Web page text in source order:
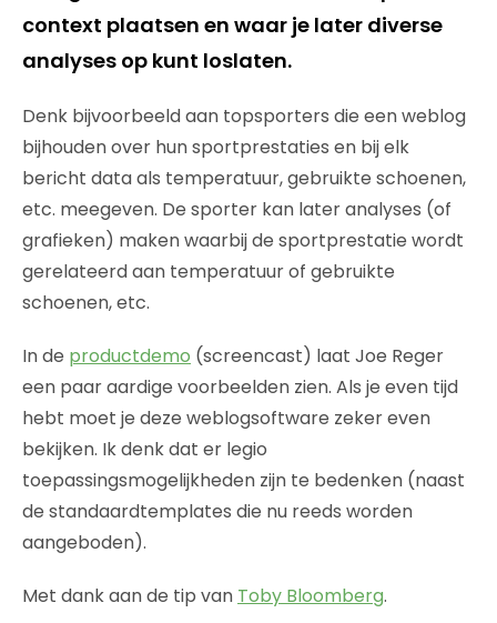
context plaatsen en waar je later diverse
analyses op kunt loslaten.
Denk bijvoorbeeld aan topsporters die een weblog
bijhouden over hun sportprestaties en bij elk
bericht data als temperatuur, gebruikte schoenen,
etc. meegeven. De sporter kan later analyses (of
grafieken) maken waarbij de sportprestatie wordt
gerelateerd aan temperatuur of gebruikte
schoenen, etc.
In de productdemo (screencast) laat Joe Reger
een paar aardige voorbeelden zien. Als je even tijd
hebt moet je deze weblogsoftware zeker even
bekijken. Ik denk dat er legio
toepassingsmogelijkheden zijn te bedenken (naast
de standaardtemplates die nu reeds worden
aangeboden).
Met dank aan de tip van Toby Bloomberg.